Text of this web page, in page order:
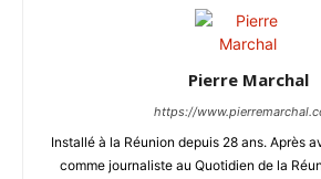
Pierre Marchal
https://
Installé à la Réunion depuis 28 ans. Après
comme journaliste au Quotidien de la